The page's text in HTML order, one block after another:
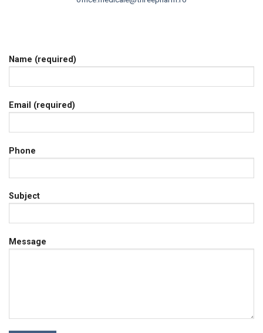
Name (required)
Email (required)
Phone
Subject
Message